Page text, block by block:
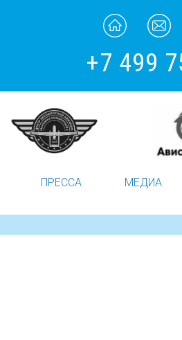
+7 499
ПРЕССА МЕДИА